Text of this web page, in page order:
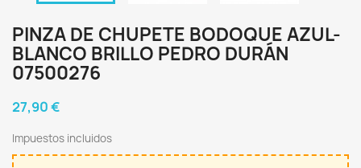
PINZA DE CHUPETE BODOQUE AZUL-
BLANCO BRILLO PEDRO DURÁN
07500276
27,90 €
Impuestos incluidos